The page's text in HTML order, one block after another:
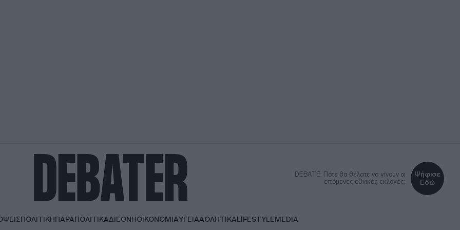
DEBATE: Πότε θα θέλατε να γίνουν οι
επόμενες εθνικές εκλογές;
Ψήφισε
Εδώ
ΠΟΛΙΤΙΚΗΠΑΡΑΠΟΛΙΤΙΚΑΔΙΕΘΝΗΟΙΚΟΝΟΜΙΑΥΓΕΙΑΑΘΛΗΤΙΚΑLIFESTYLEMEDIA